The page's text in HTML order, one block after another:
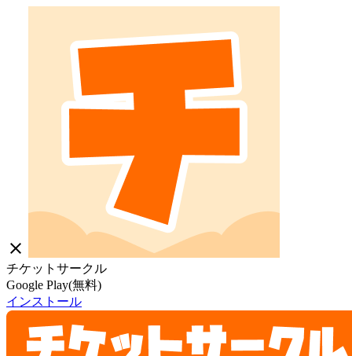
close
チケットサークル
Google Play(無料)
インストール